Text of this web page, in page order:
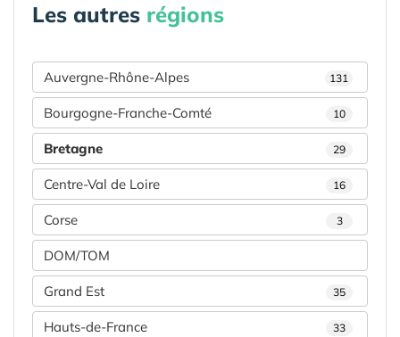
Les autres régions
Auvergne-Rhône-Alpes 131
Bourgogne-Franche-Comté 10
Bretagne 29
Centre-Val de Loire 16
Corse 3
DOM/TOM
Grand Est 35
Hauts-de-France 33